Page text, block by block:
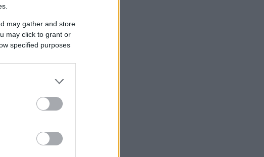
may gather and store
may click to grant or
specified purposes